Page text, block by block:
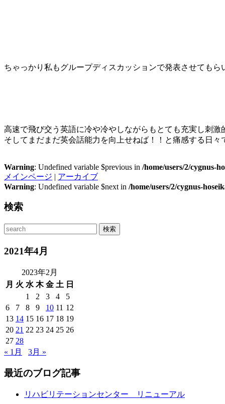
ちゃっかり私もグループディスカッションで発表させてもら
高速で飛び交う英語に冷や冷やしながらもとても充実し刺激
そしてまだまだ英会話能力を向上せねば！！と痛感する日々
Warning: Undefined variable $previous in /home/users/2/cygnus-
メインページ | アーカイブ
Warning: Undefined variable $next in /home/users/2/cygnus-
検索
2021年4月
2023年2月
月 火 水 木 金 土 日
1
2 3 4
5
6
7 8 9 10 11 12
13 14 15 16 17 18 19
20 21 22 23 24 25 26
27 28
« 1月
3月 »
最近のブログ記事
リハビリテーションセンター リニューアル